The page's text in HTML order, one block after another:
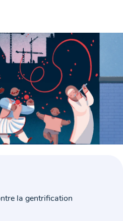
la gentrification